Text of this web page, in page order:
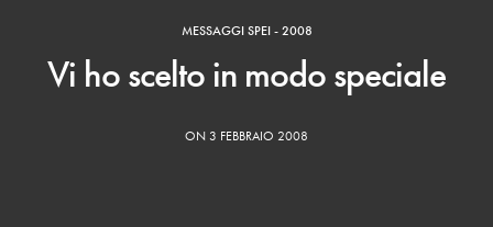
MESSAGGI SPEI - 2008
Vi ho scelto in modo speciale
ON 3 FEBBRAIO 2008